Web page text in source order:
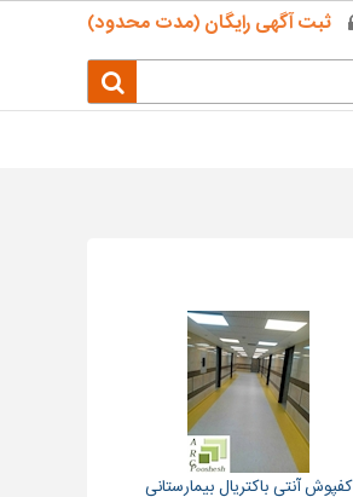
ثبت آگهی رایگان (مدت محدود)
کفپوش آنتی باکتریال بیمارستانی